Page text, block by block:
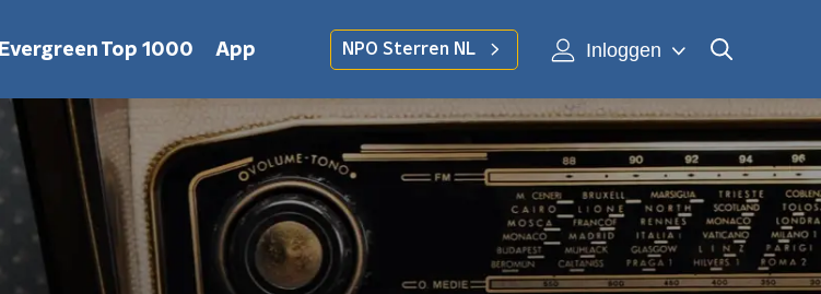
Evergreen Top 1000 App NPO Sterren NL Inloggen